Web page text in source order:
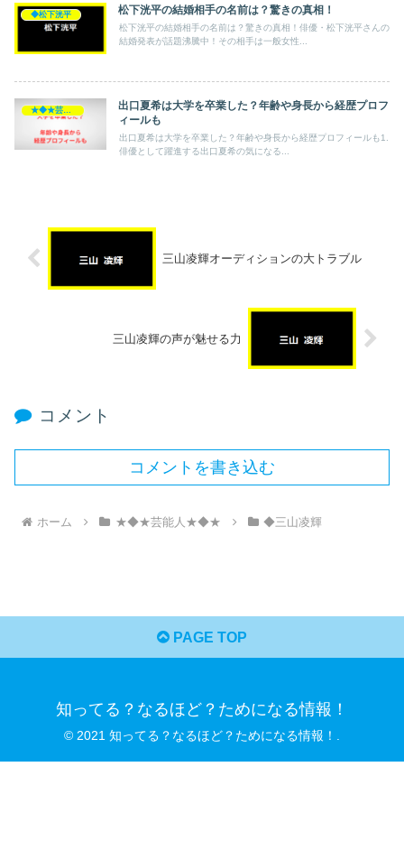
◆松下洸平 松下洸平の結婚相手の名前は？驚きの真相！
松下洸平の結婚相手の名前は？驚きの真相！俳優・松下洸平さんの
結婚発表が話題沸騰中！その相手は一般女性...
出口夏希は大学を卒業した？年齢や身長から経歴プロフ
ィールも
出口夏希は大学を卒業した？年齢や身長から経歴プロフィールも1.
俳優として躍進する出口夏希の気になる...
三山凌輝オーディションの大トラブル
三山凌輝の声が魅せる力
コメント
コメントを書き込む
ホーム ★◆★芸能人★◆★ ◆三山凌輝
PAGE TOP
知ってる？なるほど？ためになる情報！
© 2021 知ってる？なるほど？ためになる情報！.